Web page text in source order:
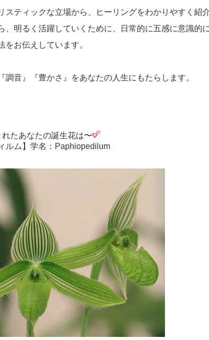
スティックな立場から、ヒーリングをわかりやすく紹
、明るく活躍していくために、日常的に五感に意識的
をお伝えしています。
調音』『豊かさ』をあなたの人生にもたらします。
たあなたの誕生花は〜
ルム】学名：Paphiopedilum